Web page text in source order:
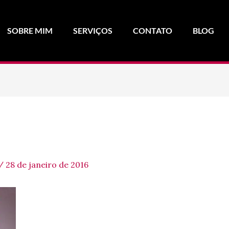
SOBRE MIM SERVIÇOS CONTATO BLOG
/ 28 de janeiro de 2016